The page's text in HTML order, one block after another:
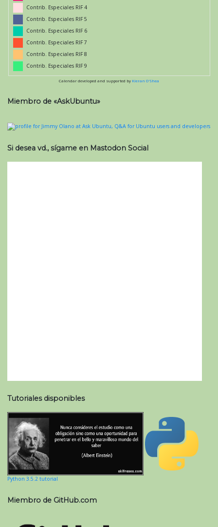
Contrib. Especiales RIF 4
Contrib. Especiales RIF 5
Contrib. Especiales RIF 6
Contrib. Especiales RIF 7
Contrib. Especiales RIF 8
Contrib. Especiales RIF 9
Calendar developed and supported by Kieran O'Shea
Miembro de «AskUbuntu»
Si desea vd., sígame en Mastodon Social
Tutoriales disponibles
Python 3.5.2 tutorial
Miembro de GitHub.com